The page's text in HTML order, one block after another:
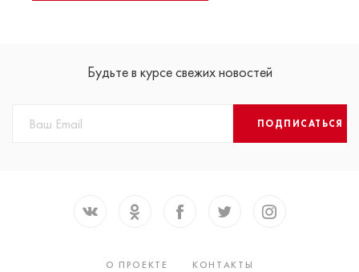
Будьте в курсе свежих новостей
ПОДПИСАТЬСЯ
О ПРОЕКТЕ
КОНТАКТЫ